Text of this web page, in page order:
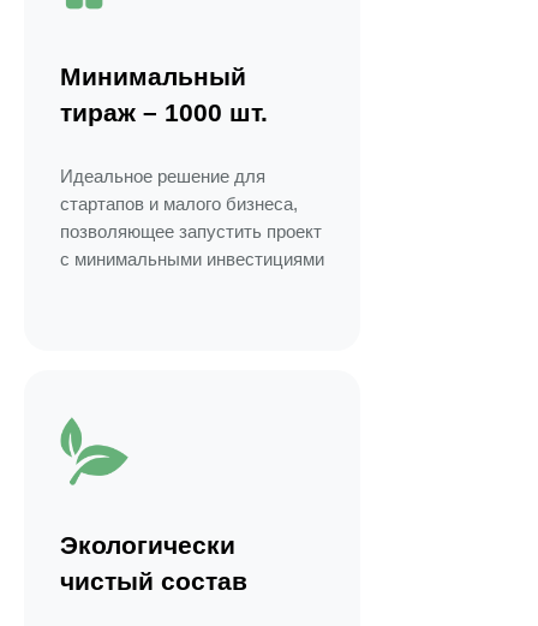
Минимальный
тираж – 1000 шт.
Идеальное решение для
стартапов и малого бизнеса,
позволяющее запустить проект
с минимальными инвестициями
Экологически
чистый состав